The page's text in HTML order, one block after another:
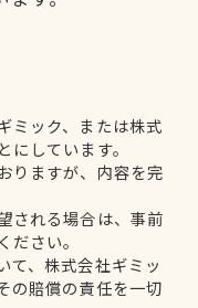
ミック、または株式
しています。
りますが、内容を完
される場合は、事前
さい。
て、株式会社ギミッ
の賠償の責任を一切